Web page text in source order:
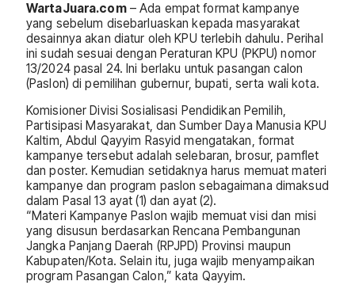
WartaJuara.com– Ada empat format kampanye
yang sebelum disebarluaskan kepada masyarakat
desainnya akan diatur oleh KPU terlebih dahulu. Perihal
ini sudah sesuai dengan Peraturan KPU (PKPU) nomor
13/2024 pasal 24. Ini berlaku untuk pasangan calon
(Paslon) di pemilihan gubernur, bupati, serta wali kota.
Komisioner Divisi Sosialisasi Pendidikan Pemilih,
Partisipasi Masyarakat, dan Sumber Daya Manusia KPU
Kaltim, Abdul Qayyim Rasyid mengatakan, format
kampanye tersebut adalah selebaran, brosur, pamflet
dan poster. Kemudian setidaknya harus memuat materi
kampanye dan program paslon sebagaimana dimaksud
dalam Pasal 13 ayat (1) dan ayat (2).
“Materi Kampanye Paslon wajib memuat visi dan misi
yang disusun berdasarkan Rencana Pembangunan
Jangka Panjang Daerah (RPJPD) Provinsi maupun
Kabupaten/Kota. Selain itu, juga wajib menyampaikan
program Pasangan Calon,” kata Qayyim.